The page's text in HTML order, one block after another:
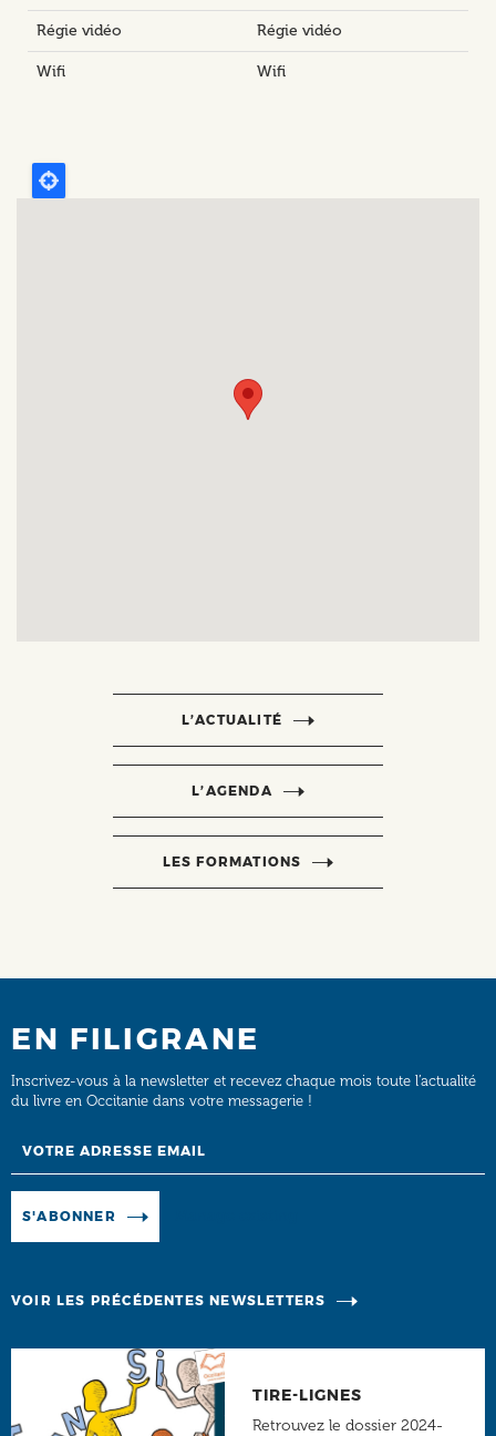
Régie vidéo Régie vidéo
Wifi Wifi
L’ACTUALITÉ
L’AGENDA
LES FORMATIONS
EN FILIGRANE
Inscrivez-vous à la newsletter et recevez chaque mois toute l’actualité
du livre en Occitanie dans votre messagerie !
S'ABONNER
VOIR LES PRÉCÉDENTES NEWSLETTERS
TIRE-LIGNES
Retrouvez le dossier 2024-